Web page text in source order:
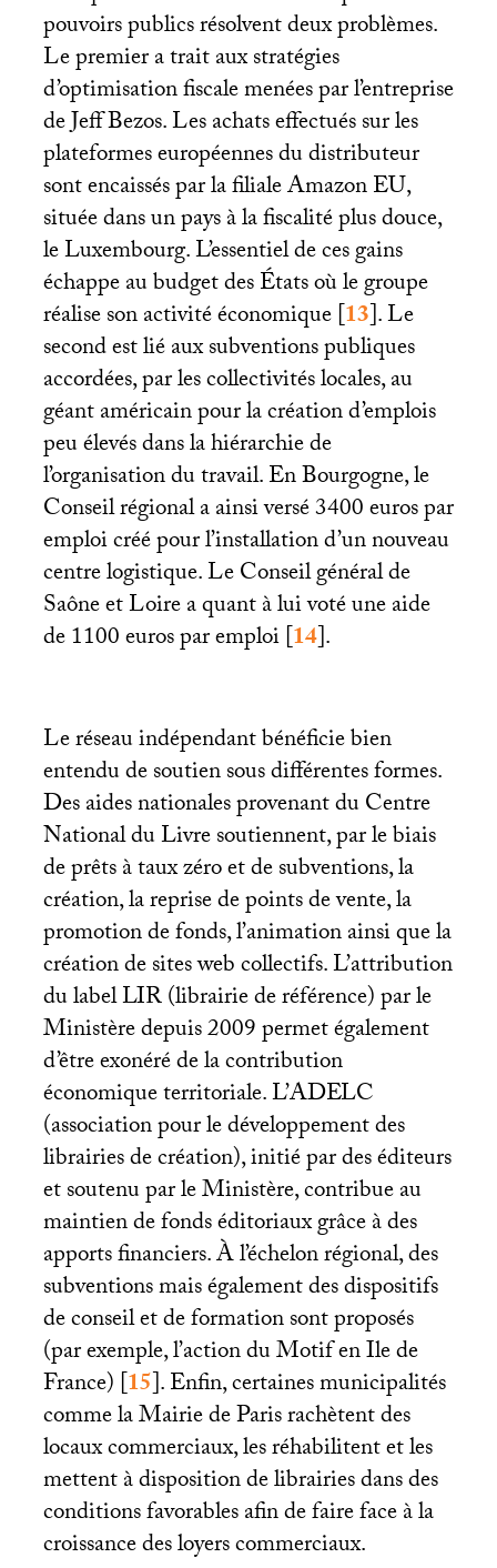
pouvoirs publics résolvent deux problèmes.
Le premier a trait aux stratégies
d’optimisation fiscale menées par l’entreprise
de Jeff Bezos. Les achats effectués sur les
plateformes européennes du distributeur
sont encaissés par la filiale AmazonEU,
située dans un pays à la fiscalité plus douce,
le Luxembourg. L’essentiel de ces gains
échappe au budget des États où le groupe
réalise son activité économique[13]. Le
second est lié aux subventions publiques
accordées, par les collectivités locales, au
géant américain pour la création d’emplois
peu élevés dans la hiérarchie de
l’organisation du travail. En Bourgogne, le
Conseil régional a ainsi versé 3400 euros par
emploi créé pour l’installation d’un nouveau
centre logistique. Le Conseil général de
Saône et Loire a quant à lui voté une aide
de 1100 euros par emploi[14].
Le réseau indépendant bénéficie bien
entendu de soutien sous différentes formes.
Des aides nationales provenant du Centre
National du Livre soutiennent, par le biais
de prêts à taux zéro et de subventions, la
création, la reprise de points de vente, la
promotion de fonds, l’animation ainsi que la
création de sites web collectifs. L’attribution
du labelLIR(librairie de référence) par le
Ministère depuis 2009 permet également
d’être exonéré de la contribution
économique territoriale. L’ADELC
(association pour le développement des
librairies de création), initié par des éditeurs
et soutenu par le Ministère, contribue au
maintien de fonds éditoriaux grâce à des
apports financiers. À l’échelon régional, des
subventions mais également des dispositifs
de conseil et de formation sont proposés
(par exemple, l’action du Motif en Ile de
France)[15]. Enfin, certaines municipalités
comme la Mairie de Paris rachètent des
locaux commerciaux, les réhabilitent et les
mettent à disposition de librairies dans des
conditions favorables afin de faire face à la
croissance des loyers commerciaux.